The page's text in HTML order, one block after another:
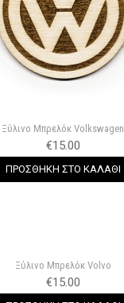
Ξύλινο Μπρελόκ Volkswagen
€15.00
ΠΡΟΣΘΗΚΗ ΣΤΟ ΚΑΛΑΘΙ
Ξύλινο Μπρελόκ Volvo
€15.00